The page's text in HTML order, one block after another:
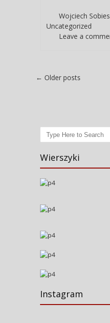
Wojciech
Uncategorized
Leave a
Post
← Older posts
Search
Wierszyki
Instagram